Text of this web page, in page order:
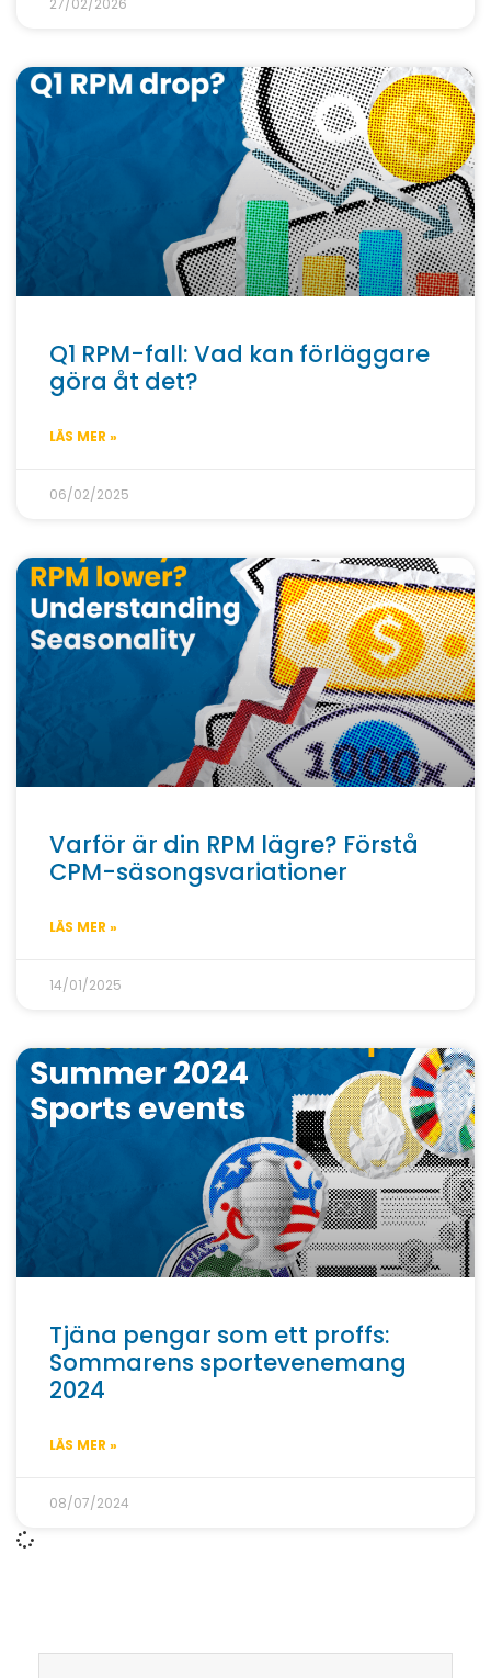
27/02/2026
Q1 RPM-fall: Vad kan förläggare
göra åt det?
LÄS MER »
06/02/2025
Varför är din RPM lägre? Förstå
CPM-säsongsvariationer
LÄS MER »
14/01/2025
Tjäna pengar som ett proffs:
Sommarens sportevenemang
2024
LÄS MER »
08/07/2024